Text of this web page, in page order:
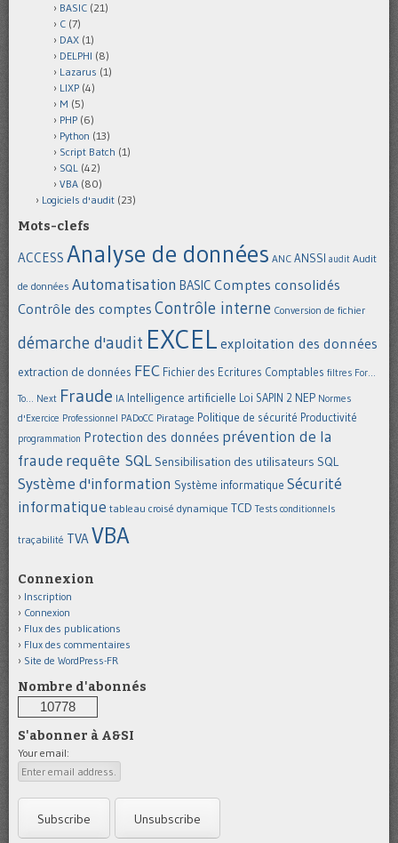
BASIC (21)
C (7)
DAX (1)
DELPHI (8)
Lazarus (1)
LIXP (4)
M (5)
PHP (6)
Python (13)
Script Batch (1)
SQL (42)
VBA (80)
Logiciels d'audit (23)
Mots-clefs
ACCESS Analyse de données ANC ANSSI audit Audit
de données Automatisation BASIC Comptes consolidés
Contrôle des comptes Contrôle interne Conversion de fichier
démarche d'audit EXCEL exploitation des données
extraction de données FEC Fichier des Ecritures Comptables filtres For...
To... Next Fraude IA Intelligence artificielle Loi SAPIN 2 NEP Normes
d'Exercice Professionnel PADoCC Piratage Politique de sécurité Productivité
programmation Protection des données prévention de la
fraude requête SQL Sensibilisation des utilisateurs SQL
Système d'information Système informatique Sécurité
informatique tableau croisé dynamique TCD Tests conditionnels
traçabilité TVAVBA
Connexion
Inscription
Connexion
Flux des publications
Flux des commentaires
Site de WordPress-FR
Nombre d'abonnés
10778
S'abonner à A&SI
Your email: